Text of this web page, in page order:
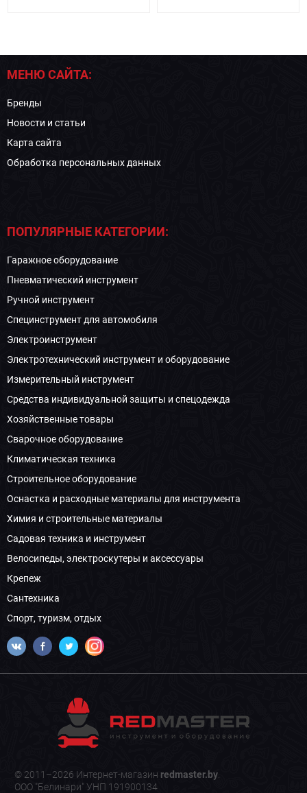
МЕНЮ САЙТА:
Бренды
Новости и статьи
Карта сайта
Обработка персональных данных
ПОПУЛЯРНЫЕ КАТЕГОРИИ:
Гаражное оборудование
Пневматический инструмент
Ручной инструмент
Специнструмент для автомобиля
Электроинструмент
Электротехнический инструмент и оборудование
Измерительный инструмент
Средства индивидуальной защиты и спецодежда
Хозяйственные товары
Сварочное оборудование
Климатическая техника
Строительное оборудование
Оснастка и расходные материалы для инструмента
Химия и строительные материалы
Садовая техника и инструмент
Велосипеды, электроскутеры и аксессуары
Крепеж
Сантехника
Спорт, туризм, отдых
© 2011–2026 Интернет-магазин redmaster.by.
ООО "Белинари" УНП 191900134